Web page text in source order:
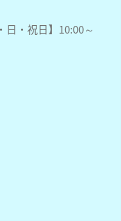
日・祝日】10:00～